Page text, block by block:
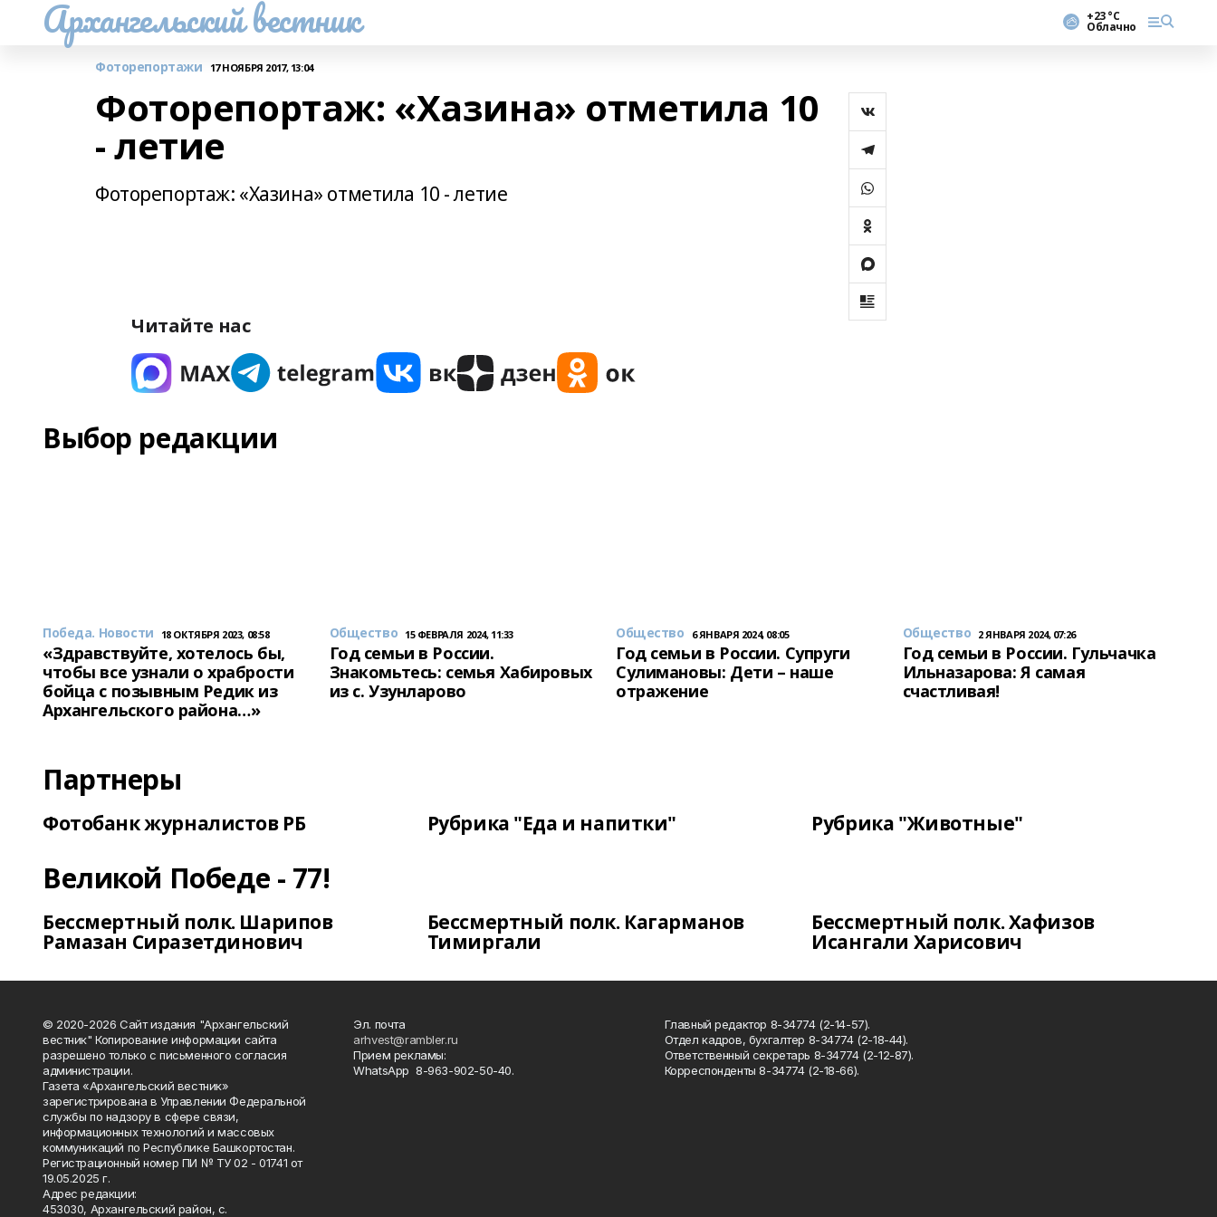
Архангельский вестник +23 °С
Облачно
Фоторепортажи 17 НОЯБРЯ 2017, 13:04
Фоторепортаж: «Хазина» отметила 10
- летие
Фоторепортаж: «Хазина» отметила 10 - летие
Читайте нас
Выбор редакции
Победа. Новости 18 ОКТЯБРЯ 2023, 08:58
«Здравствуйте, хотелось бы,
чтобы все узнали о храбрости
бойца с позывным Редик из
Архангельского района…»
Общество 15 ФЕВРАЛЯ 2024, 11:33
Год семьи в России.
Знакомьтесь: семья Хабировых
из с. Узунларово
Общество 6 ЯНВАРЯ 2024, 08:05
Год семьи в России. Супруги
Сулимановы: Дети – наше
отражение
Общество 2 ЯНВАРЯ 2024, 07:26
Год семьи в России. Гульчачка
Ильназарова: Я самая
счастливая!
Партнеры
Фотобанк журналистов РБ Рубрика "Еда и напитки" Рубрика "Животные"
Великой Победе - 77!
Бессмертный полк. Шарипов
Рамазан Сиразетдинович
Бессмертный полк. Кагарманов
Тимиргали
Бессмертный полк. Хафизов
Исангали Харисович
© 2020-2026 Сайт издания "Архангельский
вестник" Копирование информации сайта
разрешено только с письменного согласия
администрации.
Газета «Архангельский вестник»
зарегистрирована в Управлении Федеральной
службы по надзору в сфере связи,
информационных технологий и массовых
коммуникаций по Республике Башкортостан.
Регистрационный номер ПИ № ТУ 02 - 01741 от
19.05.2025 г.
Адрес редакции:
453030, Архангельский район, с.
Эл. почта
arhvest@rambler.ru
Прием рекламы:
WhatsApp 8-963-902-50-40.
Главный редактор 8-34774 (2-14-57).
Отдел кадров, бухгалтер 8-34774 (2-18-44).
Ответственный секретарь 8-34774 (2-12-87).
Корреспонденты 8-34774 (2-18-66).